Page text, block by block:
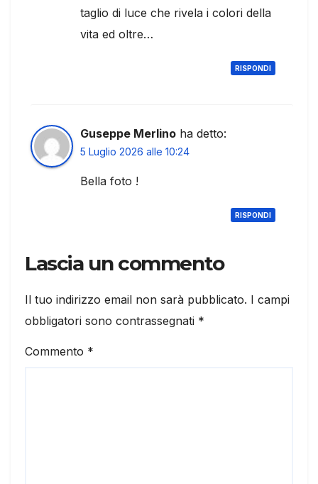
taglio di luce che rivela i colori della
vita ed oltre…
RISPONDI
Guseppe Merlino ha detto:
5 Luglio 2026 alle 10:24
Bella foto !
RISPONDI
Lascia un commento
Il tuo indirizzo email non sarà pubblicato. I campi
obbligatori sono contrassegnati *
Commento *